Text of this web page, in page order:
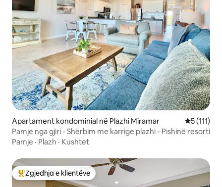
Apartament kondominial në Plazhi Miramar Vlerësimi
5 (111)
Pamje nga gjiri - Shërbim me karrige plazhi - Pishinë resorti
Pamje · Plazh · Kushtet
Më të mirat e zgjedhjeve të klientëve
Zgjedhja e klientëve